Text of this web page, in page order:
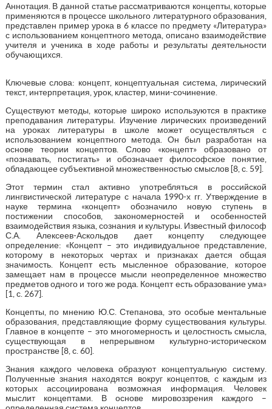
Аннотация. В данной статье рассматриваются концепты, которые
применяются в процессе школьного литературного образования,
представлен пример урока в 6 классе по предмету «Литература»
с использованием концептного метода, описано взаимодействие
учителя и ученика в ходе работы и результаты деятельности
обучающихся.
Ключевые слова: концепт, концептуальная система, лирический
текст, интерпретация, урок, кластер, мини-сочинение.
Существуют методы, которые широко используются в практике
преподавания литературы. Изучение лирических произведений
на уроках литературы в школе может осуществляться с
использованием концептного метода. Он был разработан на
основе теории концептов. Слово «концепт» образовано от
«познавать, постигать» и обозначает философское понятие,
обладающее субъективной множественностью смыслов [8, с. 59].
Этот термин стал активно употребляться в российской
лингвистической литературе с начала 1990-х гг. Утверждение в
науке термина «концепт» обозначило новую ступень в
постижении способов, закономерностей и особенностей
взаимодействия языка, сознания и культуры. Известный философ
С.А. Алексеев-Аскольдов дает концепту следующее
определение: «Концепт – это индивидуальное представление,
которому в некоторых чертах и признаках дается общая
значимость. Концепт есть мысленное образование, которое
замещает нам в процессе мысли неопределенное множество
предметов одного и того же рода. Концепт есть образование ума»
[1, с. 267].
Концепты, по мнению Ю.С. Степанова, это особые ментальные
образования, представляющие форму существования культуры.
Главное в концепте – это многомерность и целостность смысла,
существующая в непрерывном культурно-историческом
пространстве [8, с. 60].
Знания каждого человека образуют концептуальную систему.
Полученные знания находятся вокруг концептов, с каждым из
которых ассоциирована возможная информация. Человек
мыслит концептами. В основе мировоззрения каждого –